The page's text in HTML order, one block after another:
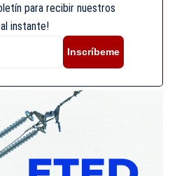
para recibir nuestros
instante!
Inscríbeme